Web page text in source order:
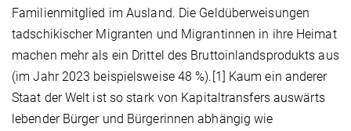
Familienmitglied im Ausland. Die Geldüberweisungen
tadschikischer Migranten und Migrantinnen in ihre Heimat
machen mehr als ein Drittel des Bruttoinlandsprodukts aus
(im Jahr 2023 beispielsweise 48 %).[1] Kaum ein anderer
Staat der Welt ist so stark von Kapitaltransfers auswärts
lebender Bürger und Bürgerinnen abhängig wie